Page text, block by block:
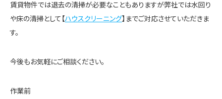
賃貸物件では退去の清掃が必要なこともありますが弊社では水回り
や床の清掃として【ハウスクリーニング】までご対応させていただきま
す。
今後もお気軽にご相談ください。
作業前